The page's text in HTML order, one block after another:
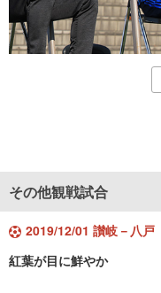
その他観戦試合
2019/12/01 讃岐－八戸
紅葉が目に鮮やか